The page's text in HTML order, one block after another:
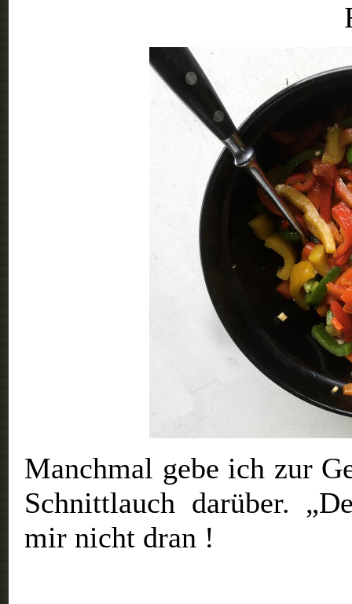
Manchmal gebe ich zur
Schnittlauch darüber.
mir nicht dran !